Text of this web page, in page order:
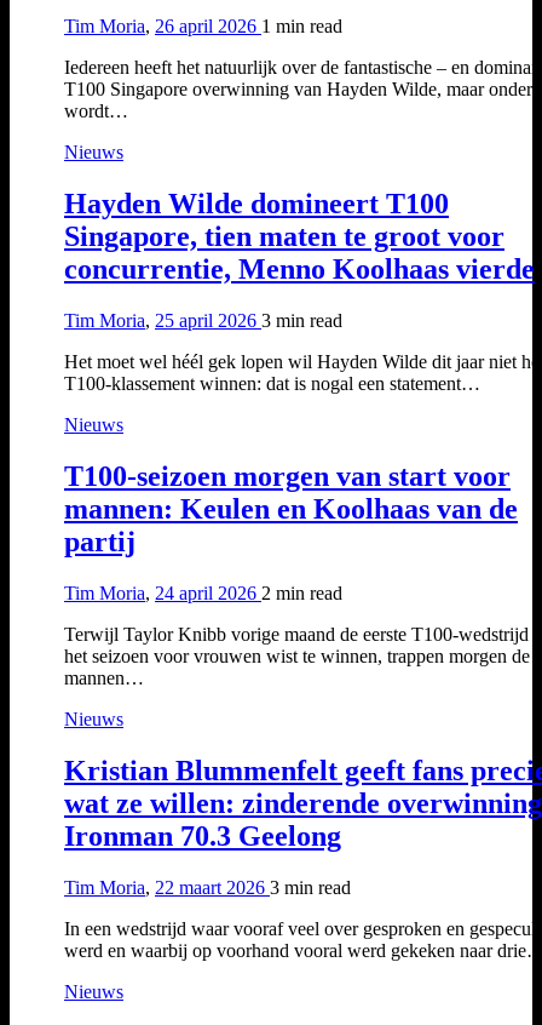
Tim Moria, 26 april 2026 1 min read
Iedereen heeft het natuurlijk over de fantastische – en
T100 Singapore overwinning van Hayden Wilde, maar
wordt…
Nieuws
Hayden Wilde domineert T100
Singapore, tien maten te groot voor
concurrentie, Menno Koolhaas vierde
Tim Moria, 25 april 2026 3 min read
Het moet wel héél gek lopen wil Hayden Wilde dit jaar niet
T100-klassement winnen: dat is nogal een statement…
Nieuws
T100-seizoen morgen van start voor
mannen: Keulen en Koolhaas van de
partij
Tim Moria, 24 april 2026 2 min read
Terwijl Taylor Knibb vorige maand de eerste T100-wedstrijd
het seizoen voor vrouwen wist te winnen, trappen morgen de
mannen…
Nieuws
Kristian Blummenfelt geeft fans
wat ze willen: zinderende overwinning
Ironman 70.3 Geelong
Tim Moria, 22 maart 2026 3 min read
In een wedstrijd waar vooraf veel over gesproken en
werd en waarbij op voorhand vooral werd gekeken naar
Nieuws